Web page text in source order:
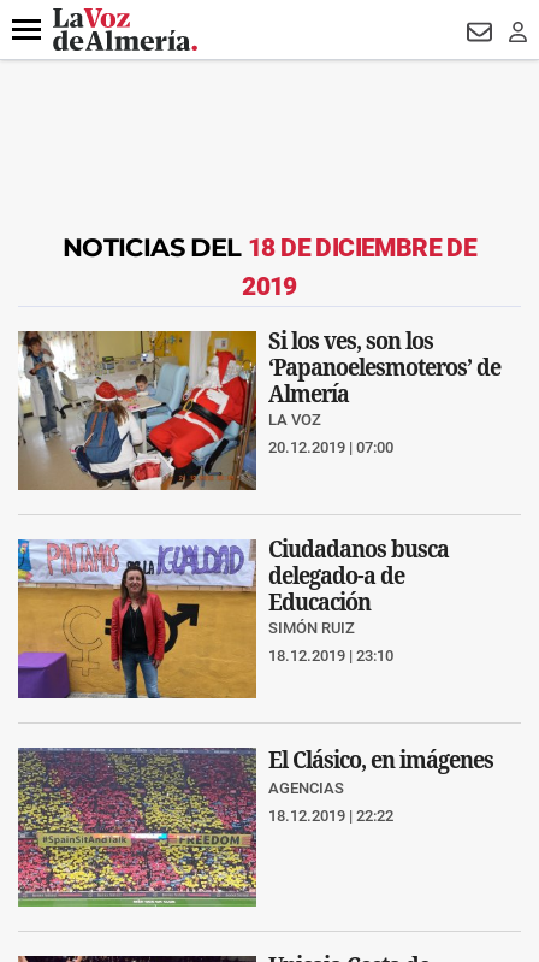
DESTACADO
Menú
NOTICIAS DEL 18 DE DICIEMBRE DE
2019
Si los ves, son los
‘Papanoelesmoteros’ de
Almería
LA VOZ
20.12.2019 | 07:00
Ciudadanos busca
delegado-a de
Educación
SIMÓN RUIZ
18.12.2019 | 23:10
El Clásico, en imágenes
AGENCIAS
18.12.2019 | 22:22